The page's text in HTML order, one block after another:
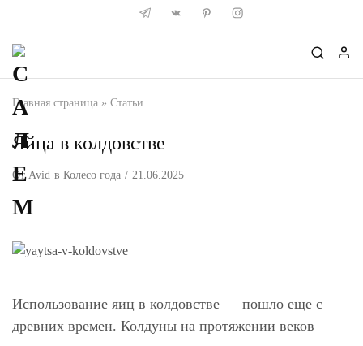
Главная страница » Статьи
Яйца в колдовстве
ОтAvid в Колесо года 21.06.2025
Использование яиц в колдовстве — пошло еще с
древних времен. Колдуны на протяжении веков